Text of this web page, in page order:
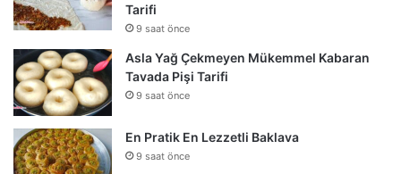
Tarifi
9 saat önce
Asla Yağ Çekmeyen Mükemmel Kabaran
Tavada Pişi Tarifi
9 saat önce
En Pratik En Lezzetli Baklava
9 saat önce